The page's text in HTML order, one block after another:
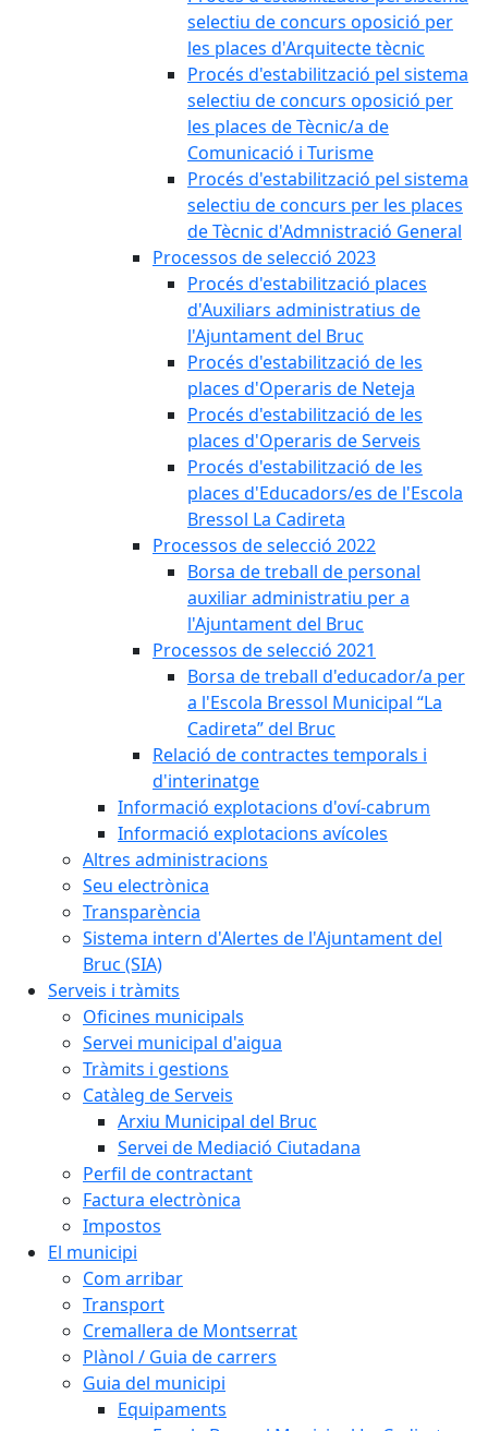
selectiu de concurs oposició per
les places d'Arquitecte tècnic
Procés d'estabilització pel sistema
selectiu de concurs oposició per
les places de Tècnic/a de
Comunicació i Turisme
Procés d'estabilització pel sistema
selectiu de concurs per les places
de Tècnic d'Admnistració General
Processos de selecció 2023
Procés d'estabilització places
d'Auxiliars administratius de
l'Ajuntament del Bruc
Procés d'estabilització de les
places d'Operaris de Neteja
Procés d'estabilització de les
places d'Operaris de Serveis
Procés d'estabilització de les
places d'Educadors/es de l'Escola
Bressol La Cadireta
Processos de selecció 2022
Borsa de treball de personal
auxiliar administratiu per a
l'Ajuntament del Bruc
Processos de selecció 2021
Borsa de treball d'educador/a per
a l'Escola Bressol Municipal “La
Cadireta” del Bruc
Relació de contractes temporals i
d'interinatge
Informació explotacions d'oví-cabrum
Informació explotacions avícoles
Altres administracions
Seu electrònica
Transparència
Sistema intern d'Alertes de l'Ajuntament del
Bruc (SIA)
Serveis i tràmits
Oficines municipals
Servei municipal d'aigua
Tràmits i gestions
Catàleg de Serveis
Arxiu Municipal del Bruc
Servei de Mediació Ciutadana
Perfil de contractant
Factura electrònica
Impostos
El municipi
Com arribar
Transport
Cremallera de Montserrat
Plànol / Guia de carrers
Guia del municipi
Equipaments